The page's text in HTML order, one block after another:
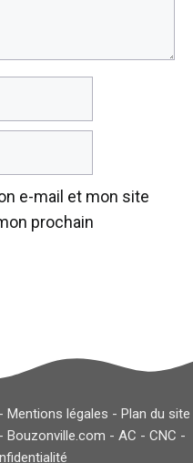
e-mail et mon site
prochain
- Mentions légales - Plan du site
- Bouzonville.com - AC - CNC -